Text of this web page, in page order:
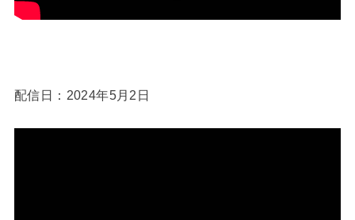
配信日：2024年5月2日